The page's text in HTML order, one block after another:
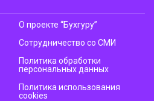
О проекте “Бухгуру”
Сотрудничество со СМИ
Политика обработки
персональных данных
Политика использования
cookies